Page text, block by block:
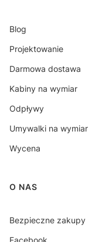
Blog
Projektowanie
Darmowa dostawa
Kabiny na wymiar
Odpływy
Umywalki na wymiar
Wycena
O NAS
Bezpieczne zakupy
Facebook